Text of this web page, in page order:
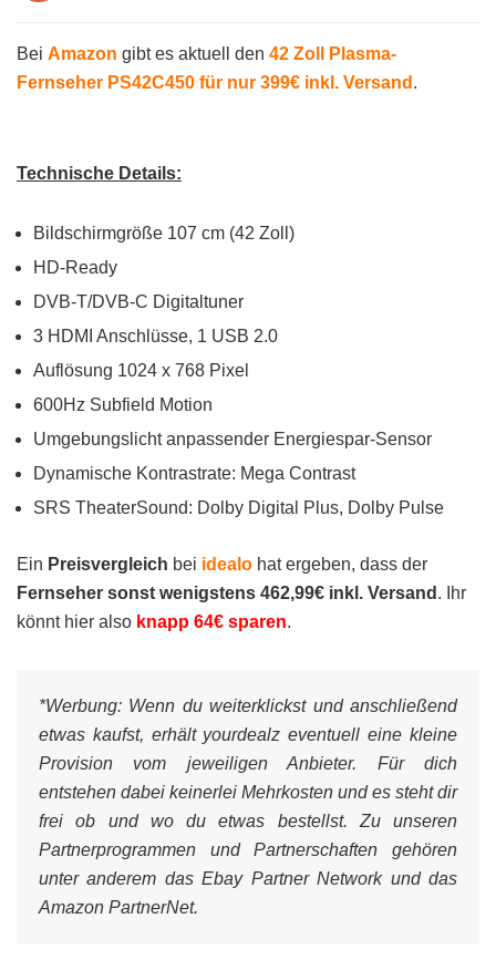
Bei Amazon gibt es aktuell den 42 Zoll Plasma-
Fernseher PS42C450 für nur 399€ inkl. Versand .
Technische Details:
Bildschirmgröße 107 cm (42 Zoll)
HD-Ready
DVB-T/DVB-C Digitaltuner
3 HDMI Anschlüsse, 1 USB 2.0
Auflösung 1024 x 768 Pixel
600Hz Subfield Motion
Umgebungslicht anpassender Energiespar-Sensor
Dynamische Kontrastrate: Mega Contrast
SRS TheaterSound: Dolby Digital Plus, Dolby Pulse
Ein Preisvergleich bei idealo hat ergeben, dass der
Fernseher sonst wenigstens 462,99€ inkl. Versand . Ihr
könnt hier also knapp 64€ sparen.
*Werbung: Wenn du weiterklickst und anschließend
etwas kaufst, erhält yourdealz eventuell eine kleine
Provision vom jeweiligen Anbieter. Für dich
entstehen dabei keinerlei Mehrkosten und es steht dir
frei ob und wo du etwas bestellst. Zu unseren
Partnerprogrammen und Partnerschaften gehören
unter anderem das Ebay Partner Network und das
Amazon PartnerNet.